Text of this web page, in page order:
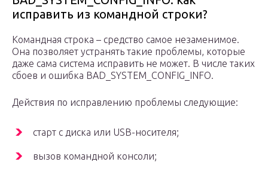
исправить из командной строки?
Командная строка – средство самое незаменимое.
Она позволяет устранять такие проблемы, которые
даже сама система исправить не может. В числе таких
сбоев и ошибка BAD_SYSTEM_CONFIG_INFO.
Действия по исправлению проблемы следующие:
старт с диска или USB-носителя;
вызов командной консоли;